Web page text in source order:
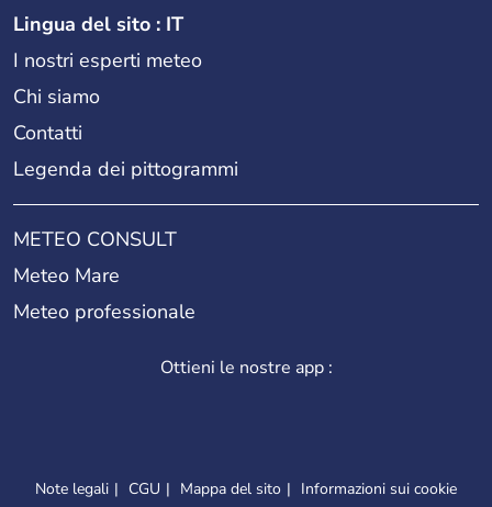
Lingua del sito : IT
I nostri esperti meteo
Chi siamo
Contatti
Legenda dei pittogrammi
METEO CONSULT
Meteo Mare
Meteo professionale
Ottieni le nostre app :
Note legali CGU Mappa del sito Informazioni sui cookie